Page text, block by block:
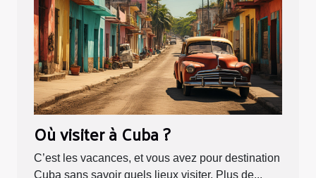
Où visiter à Cuba ?
C’est les vacances, et vous avez pour destination
Cuba sans savoir quels lieux visiter. Plus de...